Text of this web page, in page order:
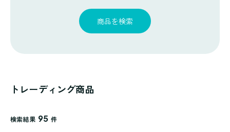
商品を検索
トレーディング商品
検索結果 95 件